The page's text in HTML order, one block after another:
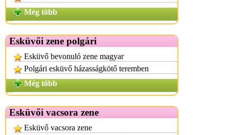
Még több
Esküvői zene polgári
Esküvő bevonuló zene magyar
Polgári esküvő házasságkötő teremben
Még több
Esküvői vacsora zene
Esküvő vacsora zene